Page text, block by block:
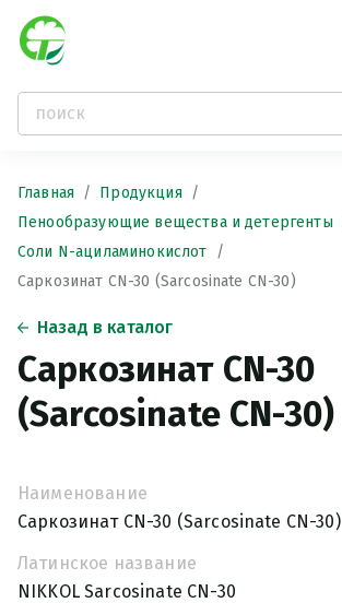
Главная
Продукция
Пенообразующие вещества и детергенты
Соли N-ациламинокислот
Саркозинат CN-30 (Sarcosinate CN-30)
Назад в каталог
Саркозинат CN-30
(Sarcosinate CN-30)
Наименование
Саркозинат CN-30 (Sarcosinate CN-30)
Латинское название
NIKKOL Sarcosinate CN-30